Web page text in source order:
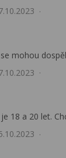
mohou
18 a 20 let.